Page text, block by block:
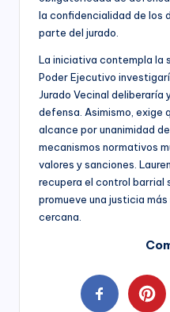
la confidencialidad de los
parte del jurado.
La iniciativa contempla la
Poder Ejecutivo
Jurado Vecinal deliberaría
defensa. Asimismo, exige
alcance por unanimidad
mecanismos normativos
valores y sanciones.
recupera el control barrial
promueve una justicia
cercana.